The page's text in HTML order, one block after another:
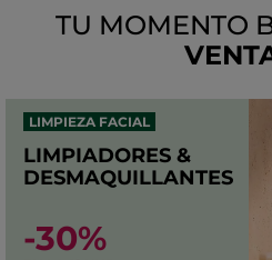
TU MOMENTO
LIMPIEZA FACIAL
LIMPIADORES &
DESMAQUILLANTES
-30%